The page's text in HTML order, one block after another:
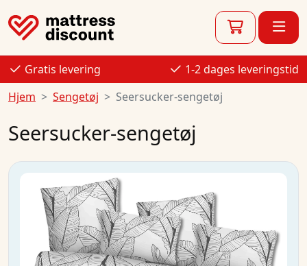
Gratis levering
1-2 dages leveringstid
Hjem
Sengetøj Seersucker-sengetøj
Seersucker-sengetøj